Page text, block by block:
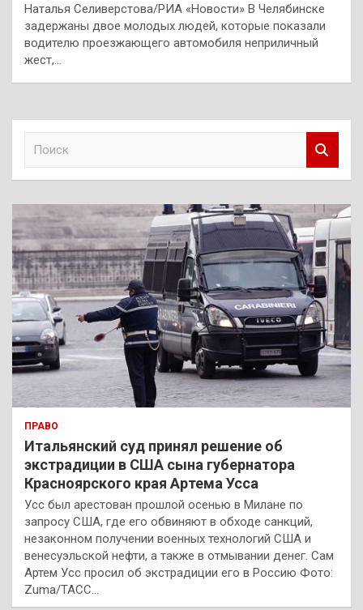
Наталья Селиверстова/РИА «Новости» В Челябинске
задержаны двое молодых людей, которые показали
водителю проезжающего автомобиля неприличный
жест,…
к
ПРАВО
Итальянский суд принял решение об
экстрадиции в США сына губернатора
Красноярского края Артема Усса
Усс был арестован прошлой осенью в Милане по
запросу США, где его обвиняют в обходе санкций,
незаконном получении военных технологий США и
венесуэльской нефти, а также в отмывании денег. Сам
Артем Усс просил об экстрадиции его в Россию Фото:
Zuma/ТАСС…